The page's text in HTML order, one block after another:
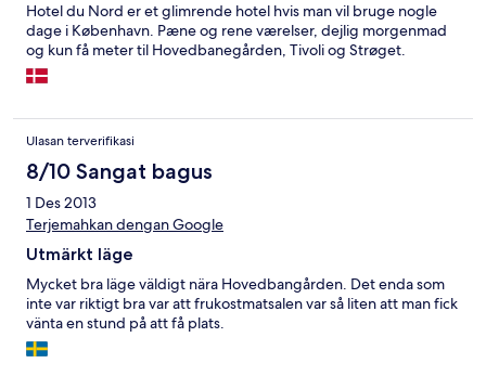
Hotel du Nord er et glimrende hotel hvis man vil bruge nogle
dage i København. Pæne og rene værelser, dejlig morgenmad
og kun få meter til Hovedbanegården, Tivoli og Strøget.
Ulasan terverifikasi
8/10 Sangat bagus
1 Des 2013
Terjemahkan dengan Google
Utmärkt läge
Mycket bra läge väldigt nära Hovedbangården. Det enda som
inte var riktigt bra var att frukostmatsalen var så liten att man fick
vänta en stund på att få plats.